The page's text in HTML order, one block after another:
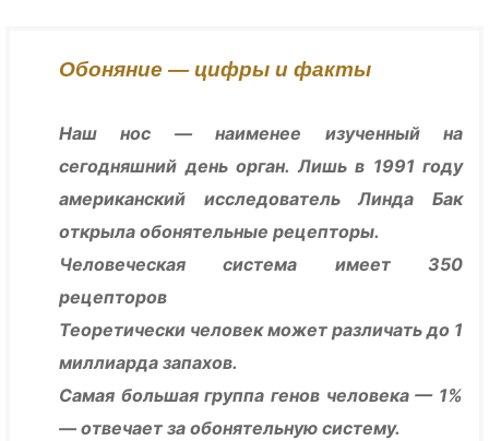
Обоняние — цифры и факты
Наш нос — наименее изученный на
сегодняшний день орган. Лишь в 1991 году
американский исследователь Линда Бак
открыла обонятельные рецепторы.
Человеческая система имеет 350
рецепторов
Теоретически человек может различать до 1
миллиарда запахов.
Самая большая группа генов человека — 1%
— отвечает за обонятельную систему.